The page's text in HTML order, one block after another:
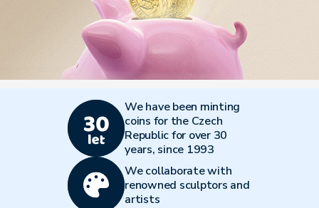
We have been minting
coins for the Czech
Republic for over 30
years, since 1993
We collaborate with
renowned sculptors and
artists